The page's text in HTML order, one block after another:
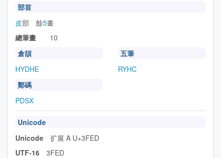
部首
皮部 餘5畫
總筆畫 10
倉頡
HYDHE
五筆
RYHC
鄭碼
PDSX
Unicode
Unicode 扩展 A U+3FED
UTF-16 3FED